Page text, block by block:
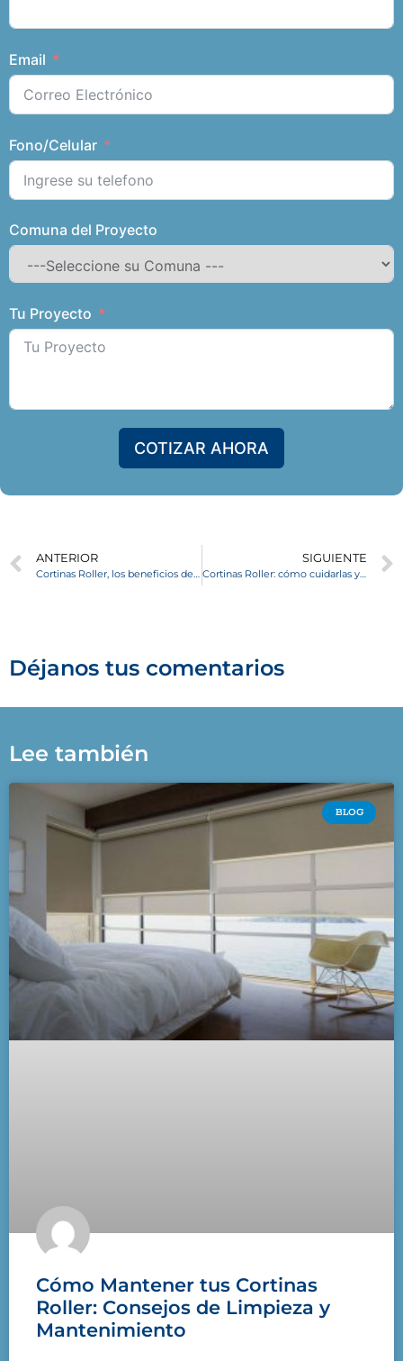
Email
Fono/Celular
Comuna del Proyecto
Tu Proyecto
COTIZAR AHORA
ANTERIOR SIGUIENTE
Cortinas Roller: cómo cuidarlas y limpiarlas correctamente
Déjanos tus comentarios
Lee también
BLOG
Cómo Mantener tus Cortinas
Roller: Consejos de Limpieza y
Mantenimiento